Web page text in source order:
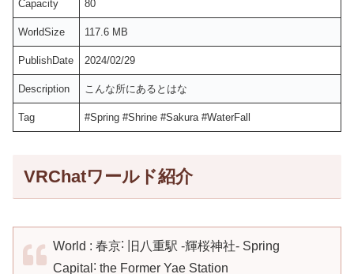
Capacity 80
WorldSize 117.6 MB
PublishDate 2024/02/29
Description こんな所にあるとはな
Tag #Spring #Shrine #Sakura #WaterFall
VRChatワールド紹介
World : 春京˸ 旧八重駅 -輝桜神社- Spring
Capital˸ the Former Yae Station